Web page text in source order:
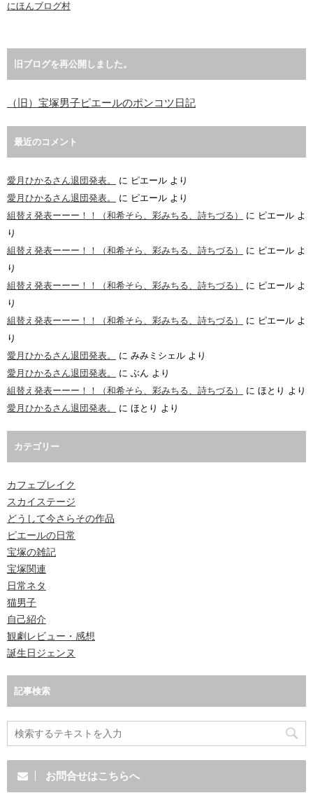
にほんブログ村
旧ブログを再公開しました。
（旧）宝塚男子ピエールのポンコツ日記
最近のコメント
愛月ひかるさん退団発表。 に ピエール より
愛月ひかるさん退団発表。
に ピエール より
組替え発表ーーー！！（和希そら、彩みちる、詩ちづる）
に ピエール よ
り
組替え発表ーーー！！（和希そら、彩みちる、詩ちづる）
に ピエール よ
り
組替え発表ーーー！！（和希そら、彩みちる、詩ちづる）
に ピエール よ
り
組替え発表ーーー！！（和希そら、彩みちる、詩ちづる）
に ピエール よ
り
愛月ひかるさん退団発表。
に みみミシェル より
愛月ひかるさん退団発表。
に ぶん より
組替え発表ーーー！！（和希そら、彩みちる、詩ちづる）
に ほとり より
愛月ひかるさん退団発表。
に ほとり より
カテゴリー
カフェブレイク
スカイステージ
どうして今さらその作品
ピエールの日常
宝塚の雑記
宝塚関連
日常ネタ
猫男子
自己紹介
観劇レビュー・感想
誕生日ジェンヌ
記事検索
お問合せはこちらへ